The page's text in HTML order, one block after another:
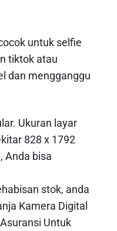
untuk selfie
tiktok atau
dan mengganggu
Ukuran layar
828 x 1792
Anda bisa
stok, anda
Kamera Digital
Untuk